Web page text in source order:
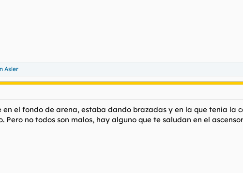
Asler
en el fondo de arena, estaba dando brazadas y en la que tenía la
Pero no todos son malos, hay alguno que te saludan en el ascensor